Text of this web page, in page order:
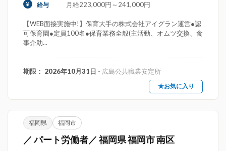
給与 月給223,000円～241,000円
【WEB面接実施中!】保育大手の株式会社アイグラン運営●認
可保育園●定員100名●保育業務全般(主活動、オムツ交換、食
事介助...
期限： 2026年10月31日 - 広島公共職業安定所
★お気に入り
福岡県 福岡市
／ パート労働者／ 福岡県 福岡市 南区